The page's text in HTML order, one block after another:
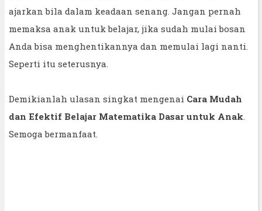
ajarkan bila dalam keadaan senang. Jangan pernah
memaksa anak untuk belajar, jika sudah mulai bosan
Anda bisa menghentikannya dan memulai lagi nanti.
Seperti itu seterusnya.
Demikianlah ulasan singkat mengenai Cara Mudah
dan Efektif Belajar Matematika Dasar untuk Anak
Semoga bermanfaat.